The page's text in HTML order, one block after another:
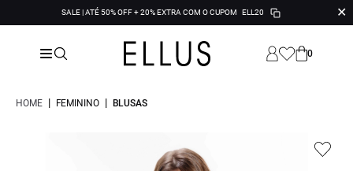
SALE | ATÉ 50% OFF + 20% EXTRA COM O CUPOM ELL20 ✕
0
HOME | FEMININO | BLUSAS